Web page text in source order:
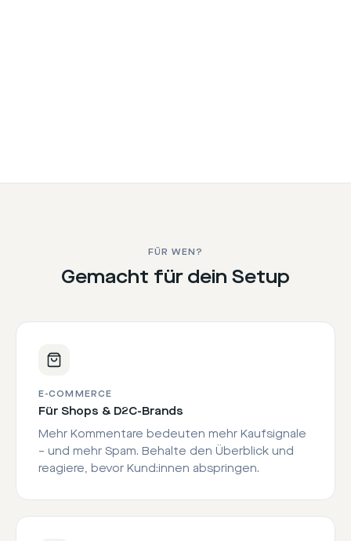
FÜR WEN?
Gemacht für dein Setup
E-COMMERCE
Für Shops & D2C-Brands
Mehr Kommentare bedeuten mehr Kaufsignale
– und mehr Spam. Behalte den Überblick und
reagiere, bevor Kund:innen abspringen.